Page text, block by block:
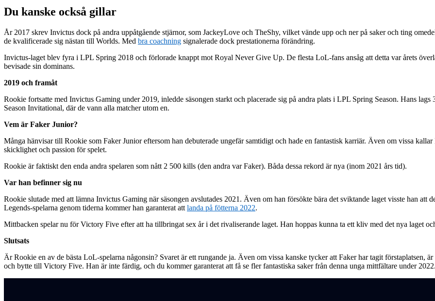
Du kanske också gillar
År 2017 skrev Invictus dock på andra uppåtgående stjärnor, som JackeyLove och TheShy, vilket vände upp och ner på saker och ting
de kvalificerade sig nästan till Worlds. Med bra coachning signalerade dock prestationerna förändring.
Invictus-laget blev fyra i LPL Spring 2018 och förlorade knappt mot Royal Never Give Up. De flesta LoL-fans ansåg att detta var årets
bevisade sin dominans.
2019 och framåt
Rookie fortsatte med Invictus Gaming under 2019, inledde säsongen starkt och placerade sig på andra plats i LPL Spring Season. Hans
Season Invitational, där de vann alla matcher utom en.
Vem är Faker Junior?
Många hänvisar till Rookie som Faker Junior eftersom han debuterade ungefär samtidigt och hade en fantastisk karriär. Även om vissa
skicklighet och passion för spelet.
Rookie är faktiskt den enda andra spelaren som nått 2 500 kills (den andra var Faker). Båda dessa rekord är nya (inom 2021 års tid).
Var han befinner sig nu
Rookie slutade med att lämna Invictus Gaming när säsongen avslutades 2021. Även om han försökte bära det sviktande laget visste han att
Legends-spelarna genom tiderna kommer han garanterat att landa på fötterna 2022.
Mittbacken spelar nu för Victory Five efter att ha tillbringat sex år i det rivaliserande laget. Han hoppas kunna ta ett kliv med det nya laget
Slutsats
Är Rookie en av de bästa LoL-spelarna någonsin? Svaret är ett rungande ja. Även om vissa kanske tycker att Faker har tagit förstaplatsen,
och bytte till Victory Five. Han är inte färdig, och du kommer garanterat att få se fler fantastiska saker från denna unga mittfältare under 2022.